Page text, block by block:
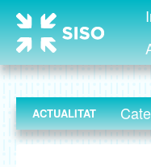
ACTUALITAT